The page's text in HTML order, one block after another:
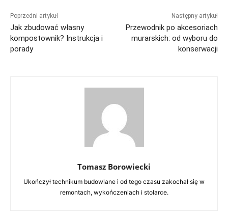
Poprzedni artykuł
Jak zbudować własny
kompostownik? Instrukcja i
porady
Następny artykuł
Przewodnik po akcesoriach
murarskich: od wyboru do
konserwacji
Tomasz Borowiecki
Ukończył technikum budowlane i od tego czasu zakochał się w
remontach, wykończeniach i stolarce.